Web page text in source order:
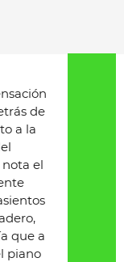
de
a la
el
que a
piano